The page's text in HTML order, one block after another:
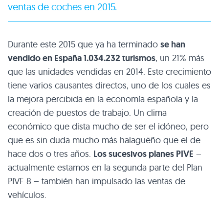
ventas de coches en 2015.
Durante este 2015 que ya ha terminado se han
vendido en España 1.034.232 turismos, un 21% más
que las unidades vendidas en 2014. Este crecimiento
tiene varios causantes directos, uno de los cuales es
la mejora percibida en la economía española y la
creación de puestos de trabajo. Un clima
económico que dista mucho de ser el idóneo, pero
que es sin duda mucho más halaguëño que el de
hace dos o tres años. Los sucesivos planes PIVE –
actualmente estamos en la segunda parte del Plan
PIVE 8 – también han impulsado las ventas de
vehículos.